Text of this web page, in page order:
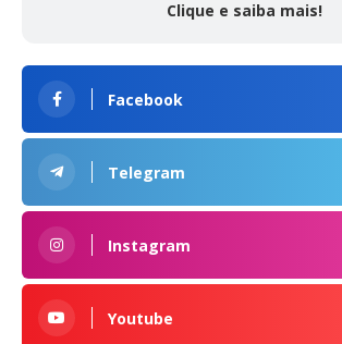
Clique e saiba mais!
Facebook
Telegram
Instagram
Youtube